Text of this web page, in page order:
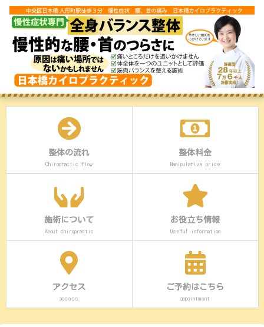
整体の流れ
Chiropractic flow
整体料金
Manipulative price
施術について
About chiropractic
お役立ち情報
Useful information
アクセス
access
ご予約はこちら
appointment